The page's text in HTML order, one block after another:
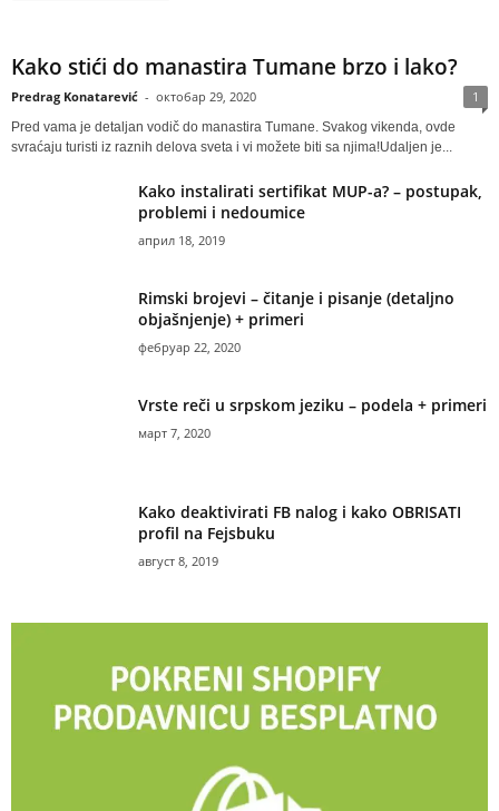
Kako stići do manastira Tumane brzo i lako?
Predrag Konatarević - октобар 29, 2020 1
Pred vama je detaljan vodič do manastira Tumane. Svakog vikenda, ovde
svraćaju turisti iz raznih delova sveta i vi možete biti sa njima!Udaljen je...
Kako instalirati sertifikat MUP-a? – postupak,
problemi i nedoumice
април 18, 2019
Rimski brojevi – čitanje i pisanje (detaljno
objašnjenje) + primeri
фебруар 22, 2020
Vrste reči u srpskom jeziku – podela + primeri
март 7, 2020
Kako deaktivirati FB nalog i kako OBRISATI
profil na Fejsbuku
август 8, 2019